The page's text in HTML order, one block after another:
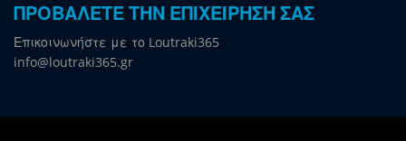
ΠΡΟΒΑΛΕΤΕ ΤΗΝ ΕΠΙΧΕΙΡΗΣΗ ΣΑΣ
Επικοινωνήστε με το Loutraki365
info@loutraki365.gr